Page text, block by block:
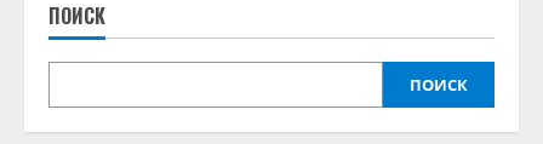
ПОИСК
ПОИСК